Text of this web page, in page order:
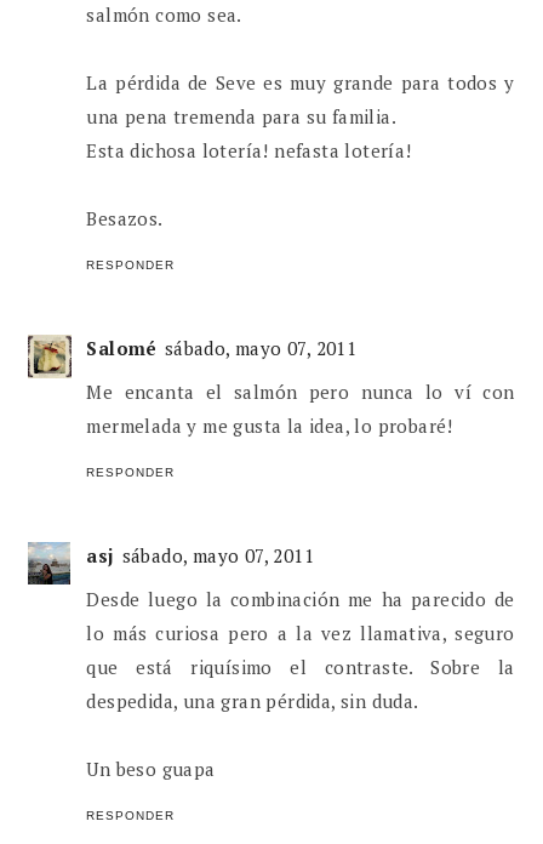
salmón como sea.
La pérdida de Seve es muy grande para todos y
una pena tremenda para su familia.
Esta dichosa lotería! nefasta lotería!
Besazos.
RESPONDER
Salomé sábado, mayo 07, 2011
Me encanta el salmón pero nunca lo ví con
mermelada y me gusta la idea, lo probaré!
RESPONDER
asj sábado, mayo 07, 2011
Desde luego la combinación me ha parecido de
lo más curiosa pero a la vez llamativa, seguro
que está riquísimo el contraste. Sobre la
despedida, una gran pérdida, sin duda.
Un beso guapa
RESPONDER